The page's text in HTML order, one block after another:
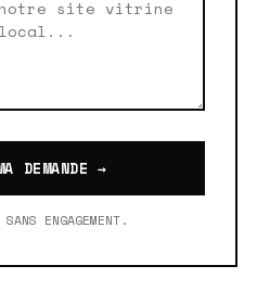
DEMANDE →
ENGAGEMENT.